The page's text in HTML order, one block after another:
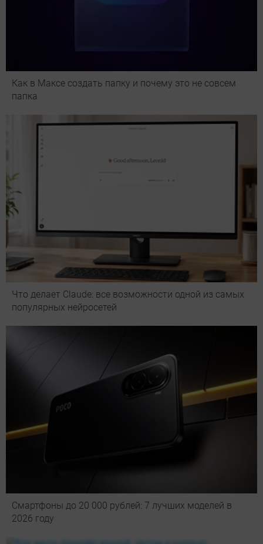
Как в Максе создать папку и почему это не совсем
папка
Что делает Сlaude: все возможности одной из самых
популярных нейросетей
Смартфоны до 20 000 рублей: 7 лучших моделей в
2026 году